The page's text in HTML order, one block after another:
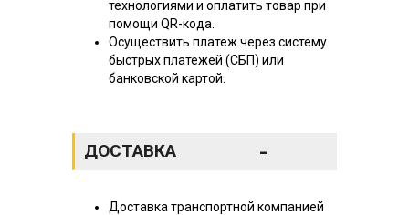
технологиями и оплатить товар при
помощи QR-кода.
Осуществить платеж через систему
быстрых платежей (СБП) или
банковской картой.
ДОСТАВКА -
Доставка транспортной компанией